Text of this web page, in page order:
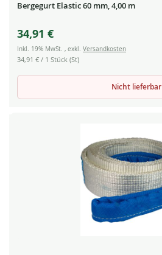
Bergegurt Elastic 60 mm, 4,00 m
34,91 €
Inkl. 19% MwSt. , exkl. Versandkosten
34,91 € / 1 Stück (St)
Nicht lieferbar